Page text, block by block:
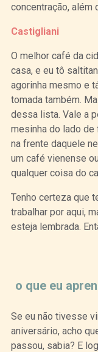
concentração, além
Castigliani
O melhor café da
casa, e eu tô
agorinha mesmo e
tomada também.
dessa lista. Vale a
mesinha do lado
na frente daquele
um café vienense
qualquer coisa do
Tenho certeza que
trabalhar por aqui,
esteja lembrada.
o que eu
Se eu não tivesse
aniversário, acho
passou, sabia? E